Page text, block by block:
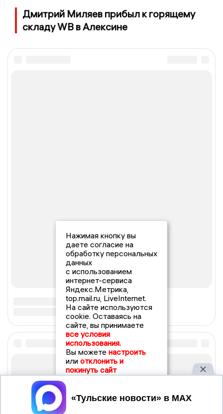
Дмитрий Миляев прибыл к горящему
складу WB в Алексине
Нажимая кнопку вы
даете согласие на
обработку персональных
данных
с использованием
интернет-сервиса
Яндекс.Метрика,
top.mail.ru, LiveInternet.
На сайте используются
cookie. Оставаясь на
сайте, вы принимаете
все условия
использования.
Вы можете настроить
или отклонить и
покинуть сайт
Принять